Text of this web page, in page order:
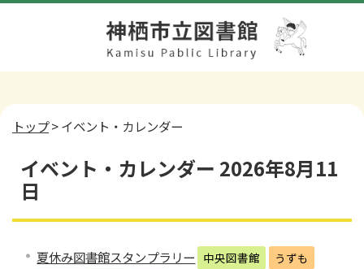
トップ> イベント・カレンダー
イベント・カレンダー 2026年8月11
日
夏休み図書館スタンプラリー 中央図書館
うずも